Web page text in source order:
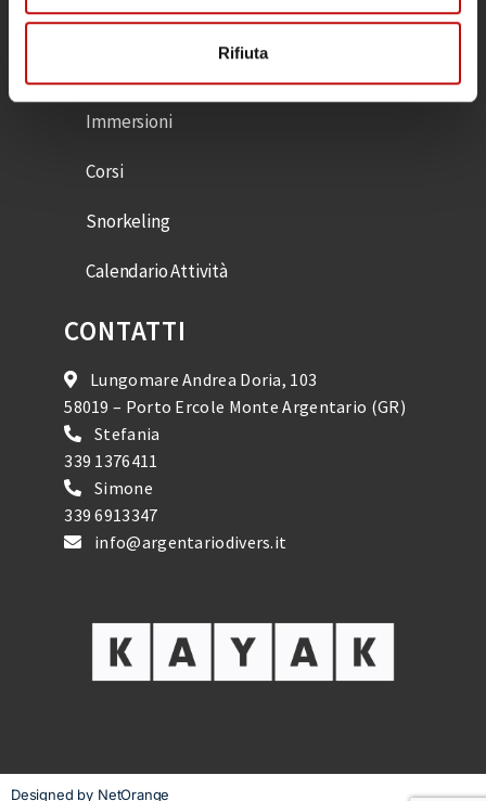
Rifiuta
POLITICA DI CANCELLAZIONE IMMERSIONI
Immersioni
Corsi
Snorkeling
Calendario Attività
CONTATTI
Lungomare Andrea Doria, 103
58019 – Porto Ercole Monte Argentario (GR)
Stefania
339 1376411
Simone
339 6913347
info@argentariodivers.it
Designed by NetOrange